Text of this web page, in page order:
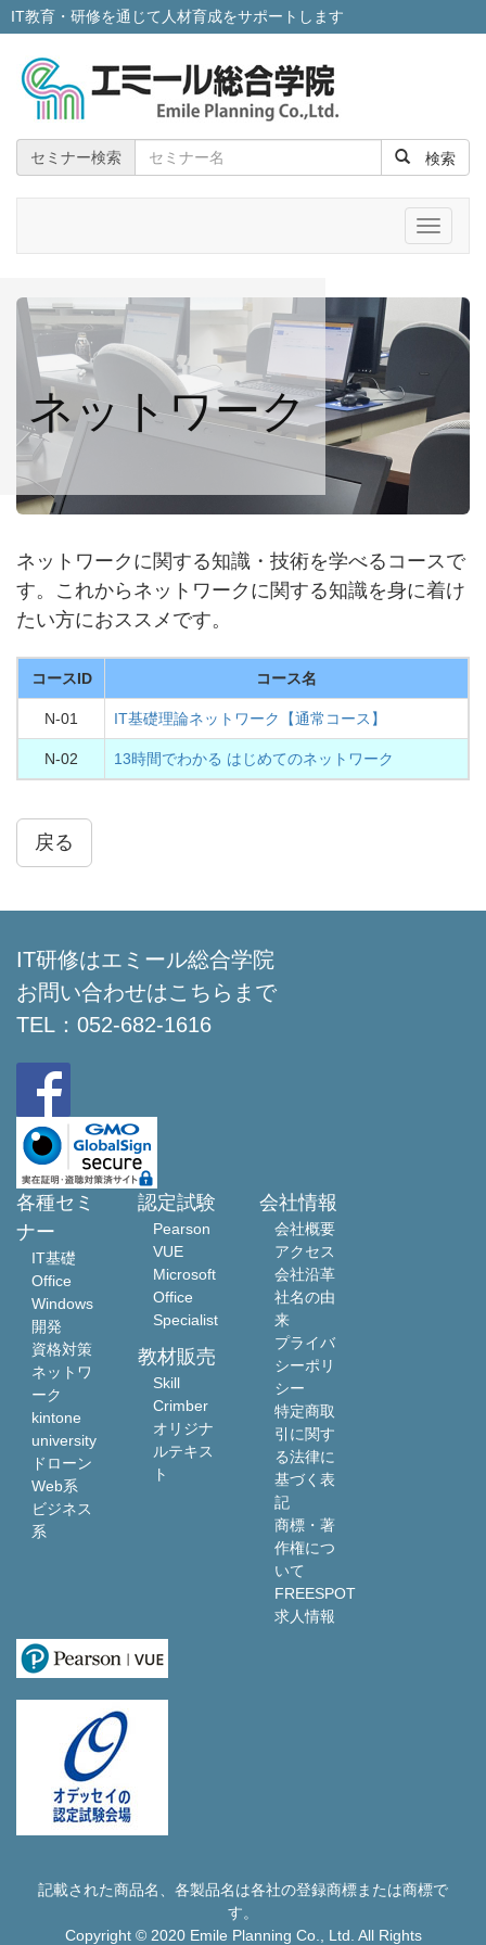
IT教育・研修を通じて人材育成をサポートします
セミナー検索 検索
メ
ニ
ー
ネットワーク
ネットワークに関する知識・技術を学べるコースで
す。これからネットワークに関する知識を身に着け
たい方におススメです。
コースID コース名
N-01 IT基礎理論ネットワーク【通常コース】
N-02 13時間でわかる はじめてのネットワーク
戻る
IT研修はエミール総合学院
お問い合わせはこちらまで
TEL： 052-682-1616
各種セミ
ナー
IT基礎
Office
Windows
開発
資格対策
ネットワ
ーク
kintone
university
ドローン
Web系
ビジネス
系
認定試験
Pearson
VUE
Microsoft
Office
Specialist
教材販売
Skill
Crimber
オリジナ
ルテキス
ト
会社情報
会社概要
アクセス
会社沿革
社名の由
来
プライバ
シーポリ
シー
特定商取
引に関す
る法律に
基づく表
記
商標・著
作権につ
いて
FREESPOT
求人情報
記載された商品名、各製品名は各社の登録商標または商標で
す。
Copyright © 2020 Emile Planning Co., Ltd. All Rights